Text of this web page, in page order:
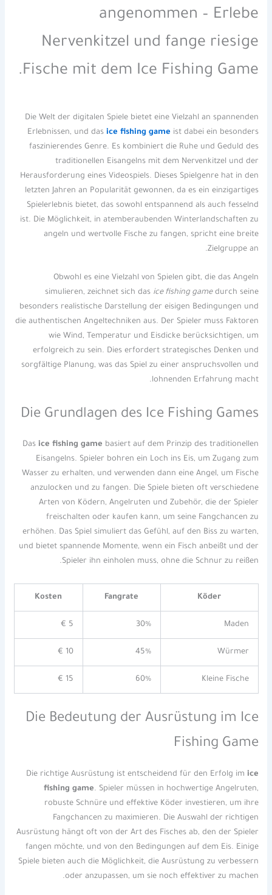
angenommen – Erlebe
Nervenkitzel und fange riesige
Fische mit dem Ice Fishing Game.
Die Welt der digitalen Spiele bietet eine Vielzahl an spannenden
Erlebnissen, und das ice fishing game ist dabei ein besonders
faszinierendes Genre. Es kombiniert die Ruhe und Geduld des
traditionellen Eisangelns mit dem Nervenkitzel und der
Herausforderung eines Videospiels. Dieses Spielgenre hat in den
letzten Jahren an Popularität gewonnen, da es ein einzigartiges
Spielerlebnis bietet, das sowohl entspannend als auch fesselnd
ist. Die Möglichkeit, in atemberaubenden Winterlandschaften zu
angeln und wertvolle Fische zu fangen, spricht eine breite
Zielgruppe an.
Obwohl es eine Vielzahl von Spielen gibt, die das Angeln
simulieren, zeichnet sich das ice fishing gamedurch seine
besonders realistische Darstellung der eisigen Bedingungen und
die authentischen Angeltechniken aus. Der Spieler muss Faktoren
wie Wind, Temperatur und Eisdicke berücksichtigen, um
erfolgreich zu sein. Dies erfordert strategisches Denken und
sorgfältige Planung, was das Spiel zu einer anspruchsvollen und
lohnenden Erfahrung macht.
Die Grundlagen des Ice Fishing Games
Das ice fishing game basiert auf dem Prinzip des traditionellen
Eisangelns. Spieler bohren ein Loch ins Eis, um Zugang zum
Wasser zu erhalten, und verwenden dann eine Angel, um Fische
anzulocken und zu fangen. Die Spiele bieten oft verschiedene
Arten von Ködern, Angelruten und Zubehör, die der Spieler
freischalten oder kaufen kann, um seine Fangchancen zu
erhöhen. Das Spiel simuliert das Gefühl, auf den Biss zu warten,
und bietet spannende Momente, wenn ein Fisch anbeißt und der
Spieler ihn einholen muss, ohne die Schnur zu reißen.
Köder
Fangrate
Kosten
Maden
30%
5 €
Würmer
45%
10 €
Kleine Fische
60%
15 €
Die Bedeutung der Ausrüstung im Ice
Fishing Game
Die richtige Ausrüstung ist entscheidend für den Erfolg im ice
fishing game. Spieler müssen in hochwertige Angelruten,
robuste Schnüre und effektive Köder investieren, um ihre
Fangchancen zu maximieren. Die Auswahl der richtigen
Ausrüstung hängt oft von der Art des Fisches ab, den der Spieler
fangen möchte, und von den Bedingungen auf dem Eis. Einige
Spiele bieten auch die Möglichkeit, die Ausrüstung zu verbessern
oder anzupassen, um sie noch effektiver zu machen.